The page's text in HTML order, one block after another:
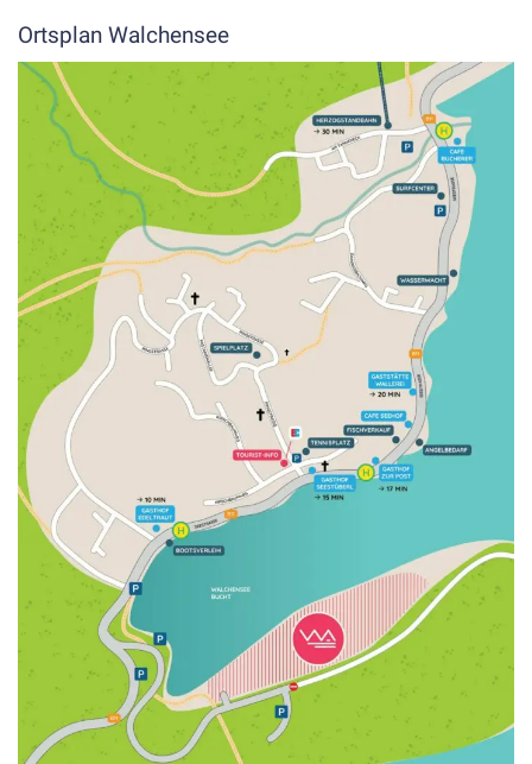
Ortsplan Walchensee